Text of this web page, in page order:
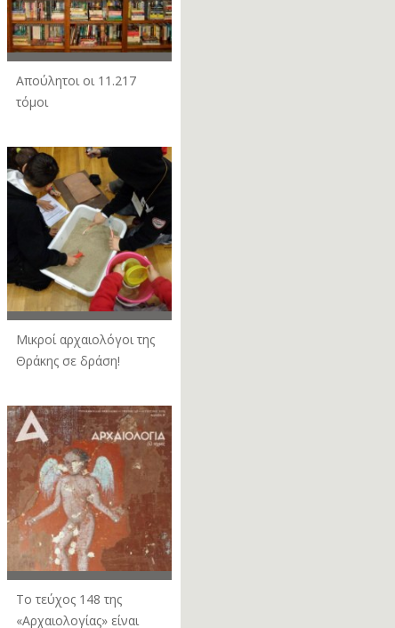
Απούλητοι οι 11.217
τόμοι
Μικροί αρχαιολόγοι της
Θράκης σε δράση!
Το τεύχος 148 της
«Αρχαιολογίας» είναι